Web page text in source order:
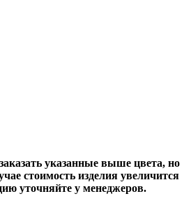
указанные выше цвета, но
стоимость изделия увеличится
уточняйте у менеджеров.